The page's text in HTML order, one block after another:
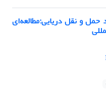
حمل و نقل دریایی:مطالعه‌ای